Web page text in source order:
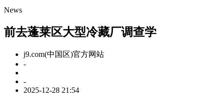
News
前去蓬莱区大型冷藏厂调查学
j9.com(中国区)官方网站
-
-
2025-12-28 21:54